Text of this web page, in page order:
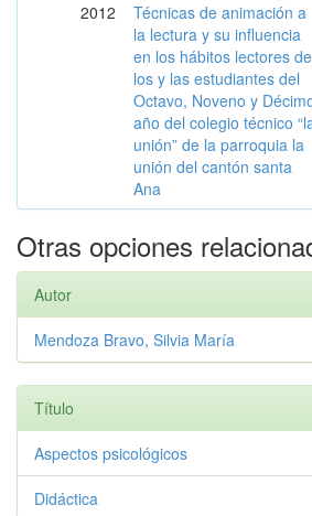
2012
Técnicas de animación a
la lectura y su influencia
en los hábitos lectores de
los y las estudiantes del
Octavo, Noveno y
año del colegio técnico
unión” de la parroquia la
unión del cantón santa
Ana
Otras opciones
Autor
Mendoza Bravo, Silvia María
Título
Aspectos psicológicos
Didáctica